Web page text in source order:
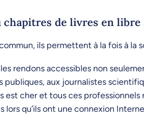
de livres en libre
ils permettent à la fois à la
rendons accessibles non
aux journalistes
est cher et tous ces
qu’ils ont une connexion